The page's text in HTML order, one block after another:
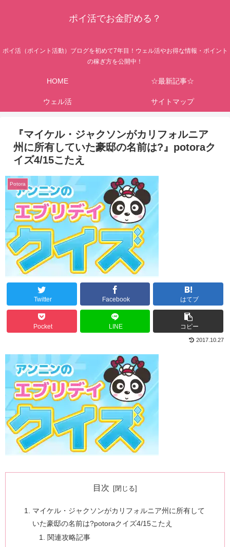
ポイ活でお金貯める？
ポイ活（ポイント活動）ブログを初めて7年目！ウェル活やお得な情報・ポイント
の稼ぎ方を公開中！
HOME ☆最新記事☆
ウェル活 サイトマップ
『マイケル・ジャクソンがカリフォルニア
州に所有していた豪邸の名前は?』potoraク
イズ4/15こたえ
Potora
Twitter Facebook はてブ
Pocket LINE コピー
2017.10.27
目次
マイケル・ジャクソンがカリフォルニア州に所有して
いた豪邸の名前は?potoraクイズ4/15こたえ
関連攻略記事